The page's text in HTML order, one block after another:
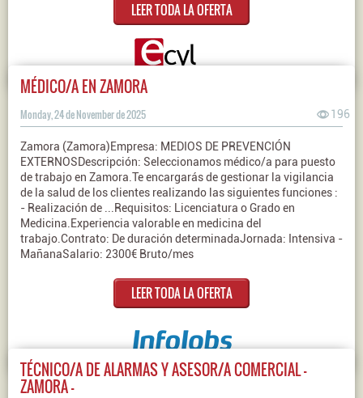
LEER TODA LA OFERTA
MÉDICO/A EN ZAMORA
Monday, 24 de November de 2025 196
Zamora (Zamora)Empresa: MEDIOS DE PREVENCIÓN
EXTERNOSDescripción: Seleccionamos médico/a para puesto
de trabajo en Zamora.Te encargarás de gestionar la vigilancia
de la salud de los clientes realizando las siguientes funciones :
- Realización de ...Requisitos: Licenciatura o Grado en
Medicina.Experiencia valorable en medicina del
trabajo.Contrato: De duración determinadaJornada: Intensiva -
MañanaSalario: 2300€ Bruto/mes
LEER TODA LA OFERTA
TÉCNICO/A DE ALARMAS Y ASESOR/A COMERCIAL -
ZAMORA -